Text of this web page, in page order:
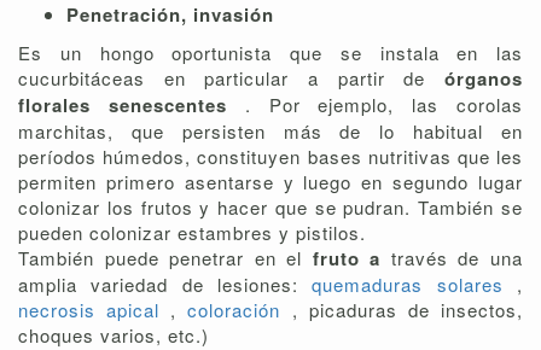
Penetración, invasión
Es un hongo oportunista que se instala en las
cucurbitáceas en particular a partir de órganos
florales senescentes . Por ejemplo, las corolas
marchitas, que persisten más de lo habitual en
períodos húmedos, constituyen bases nutritivas que les
permiten primero asentarse y luego en segundo lugar
colonizar los frutos y hacer que se pudran. También se
pueden colonizar estambres y pistilos.
También puede penetrar en el fruto a través de una
amplia variedad de lesiones:quemaduras solares ,
necrosis apical ,coloración , picaduras de insectos,
choques varios, etc.)